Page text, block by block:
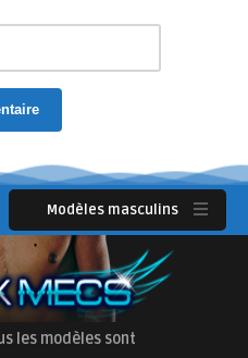
Modèles masculins
les modèles sont